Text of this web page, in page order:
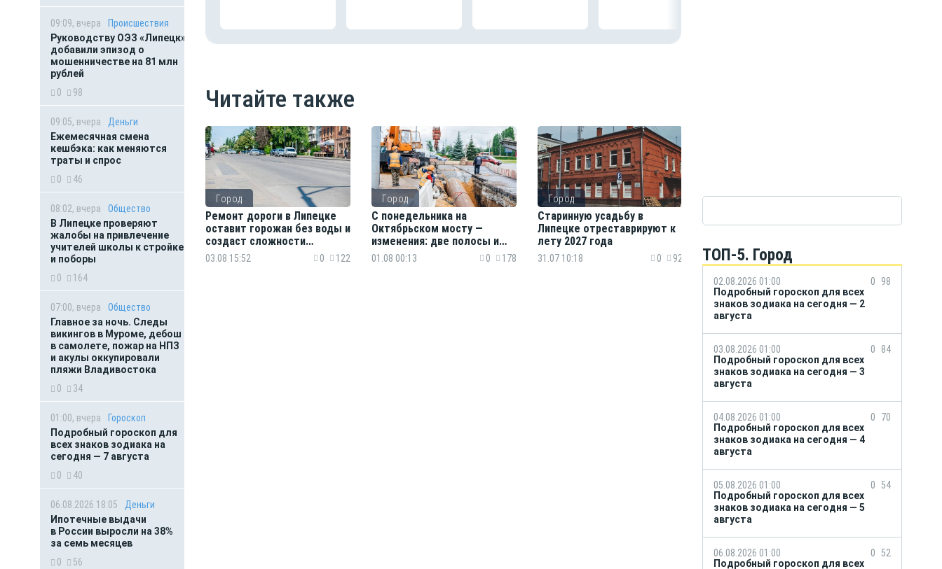
09:09, вчера
Происшествия
Руководству ОЭЗ «Липецк»
добавили эпизод о
мошенничестве на 81 млн
рублей
0
98
09:05, вчера
Деньги
Ежемесячная смена
кешбэка: как меняются
траты и спрос
0
46
08:02, вчера
Общество
В Липецке проверяют
жалобы на привлечение
учителей школы к стройке
и поборы
0
164
07:00, вчера
Общество
Главное за ночь. Следы
викингов в Муроме, дебош
в самолете, пожар на НПЗ
и акулы оккупировали
пляжи Владивостока
0
34
01:00, вчера
Гороскоп
Подробный гороскоп для
всех знаков зодиака на
сегодня — 7 августа
0
40
06.08.2026 18:05
Деньги
Ипотечные выдачи
в России выросли на 38%
за семь месяцев
0
56
Читайте также
Город
Ремонт дороги в Липецке
оставит горожан без воды и
создаст сложности
водителям
03.08 15:52 0 122
Город
С понедельника на
Октябрьском мосту —
изменения: две полосы и
новые маршруты
01.08 00:13 0 178
Город
Старинную усадьбу в
Липецке отреставрируют к
лету 2027 года
31.07 10:18 0 92 ТОП-5. Город
02.08.2026 01:00 0
98
Подробный гороскоп для всех
знаков зодиака на сегодня — 2
августа
03.08.2026 01:00 0
84
Подробный гороскоп для всех
знаков зодиака на сегодня — 3
августа
04.08.2026 01:00 0
70
Подробный гороскоп для всех
знаков зодиака на сегодня — 4
августа
05.08.2026 01:00 0 54
Подробный гороскоп для всех
знаков зодиака на сегодня — 5
августа
06.08.2026 01:00 0 52
Подробный гороскоп для всех